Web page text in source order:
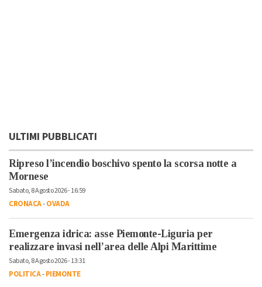
ULTIMI PUBBLICATI
Ripreso l’incendio boschivo spento la scorsa notte a
Mornese
Sabato, 8 Agosto 2026 - 16:59
CRONACA-OVADA
Emergenza idrica: asse Piemonte-Liguria per
realizzare invasi nell’area delle Alpi Marittime
Sabato, 8 Agosto 2026 - 13:31
POLITICA-PIEMONTE